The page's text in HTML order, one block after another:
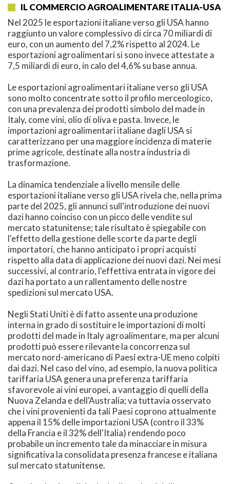
IL COMMERCIO AGROALIMENTARE ITALIA-USA
Nel 2025 le esportazioni italiane verso gli USA hanno
raggiunto un valore complessivo di circa 70 miliardi di
euro, con un aumento del 7,2% rispetto al 2024. Le
esportazioni agroalimentari si sono invece attestate a
7,5 miliardi di euro, in calo del 4,6% su base annua.
Le esportazioni agroalimentari italiane verso gli USA
sono molto concentrate sotto il profilo merceologico,
con una prevalenza dei prodotti simbolo del made in
Italy, come vini, olio di oliva e pasta. Invece, le
importazioni agroalimentari italiane dagli USA si
caratterizzano per una maggiore incidenza di materie
prime agricole, destinate alla nostra industria di
trasformazione.
La dinamica tendenziale a livello mensile delle
esportazioni italiane verso gli USA rivela che, nella prima
parte del 2025, gli annunci sull'introduzione dei nuovi
dazi hanno coinciso con un picco delle vendite sul
mercato statunitense; tale risultato è spiegabile con
l'effetto della gestione delle scorte da parte degli
importatori, che hanno anticipato i propri acquisti
rispetto alla data di applicazione dei nuovi dazi. Nei mesi
successivi, al contrario, l'effettiva entrata in vigore dei
dazi ha portato a un rallentamento delle nostre
spedizioni sul mercato USA.
Negli Stati Uniti è di fatto assente una produzione
interna in grado di sostituire le importazioni di molti
prodotti del made in Italy agroalimentare, ma per alcuni
prodotti può essere rilevante la concorrenza sul
mercato nord-americano di Paesi extra-UE meno colpiti
dai dazi. Nel caso del vino, ad esempio, la nuova politica
tariffaria USA genera una preferenza tariffaria
sfavorevole ai vini europei, a vantaggio di quelli della
Nuova Zelanda e dell'Australia; va tuttavia osservato
che i vini provenienti da tali Paesi coprono attualmente
appena il 15% delle importazioni USA (contro il 33%
della Francia e il 32% dell'Italia) rendendo poco
probabile un incremento tale da minacciare in misura
significativa la consolidata presenza francese e italiana
sul mercato statunitense.